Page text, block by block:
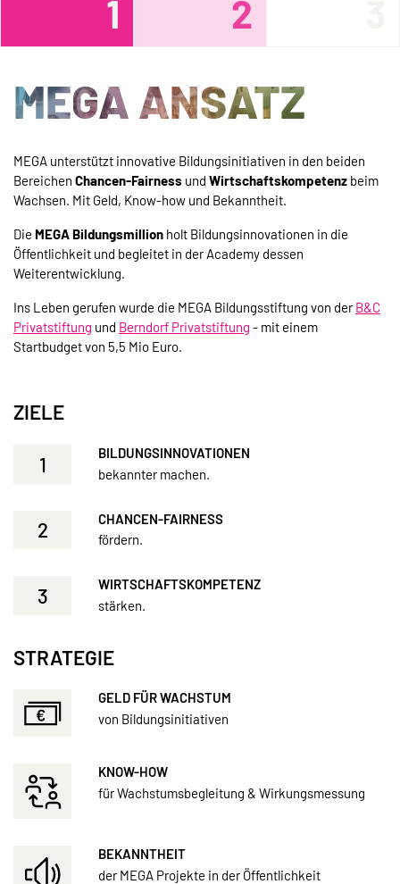
1 2
MEGA ANSATZ
MEGA unterstützt innovative Bildungsinitiativen in den beiden
Bereichen Chancen-Fairness und Wirtschaftskompetenz beim
Wachsen. Mit Geld, Know-how und Bekanntheit.
Die MEGA Bildungsmillion holt Bildungsinnovationen in die
Öffentlichkeit und begleitet in der Academy dessen
Weiterentwicklung.
Ins Leben gerufen wurde die MEGA Bildungsstiftung von derB&C
Privatstiftung und Berndorf Privatstiftung - mit einem
Startbudget von 5,5 Mio Euro.
ZIELE
1
BILDUNGSINNOVATIONEN
bekannter machen.
2
CHANCEN-FAIRNESS
fördern.
3
WIRTSCHAFTSKOMPETENZ
stärken.
STRATEGIE
GELD FÜR WACHSTUM
von Bildungsinitiativen
KNOW-HOW
für Wachstumsbegleitung & Wirkungsmessung
BEKANNTHEIT
der MEGA Projekte in der Öffentlichkeit